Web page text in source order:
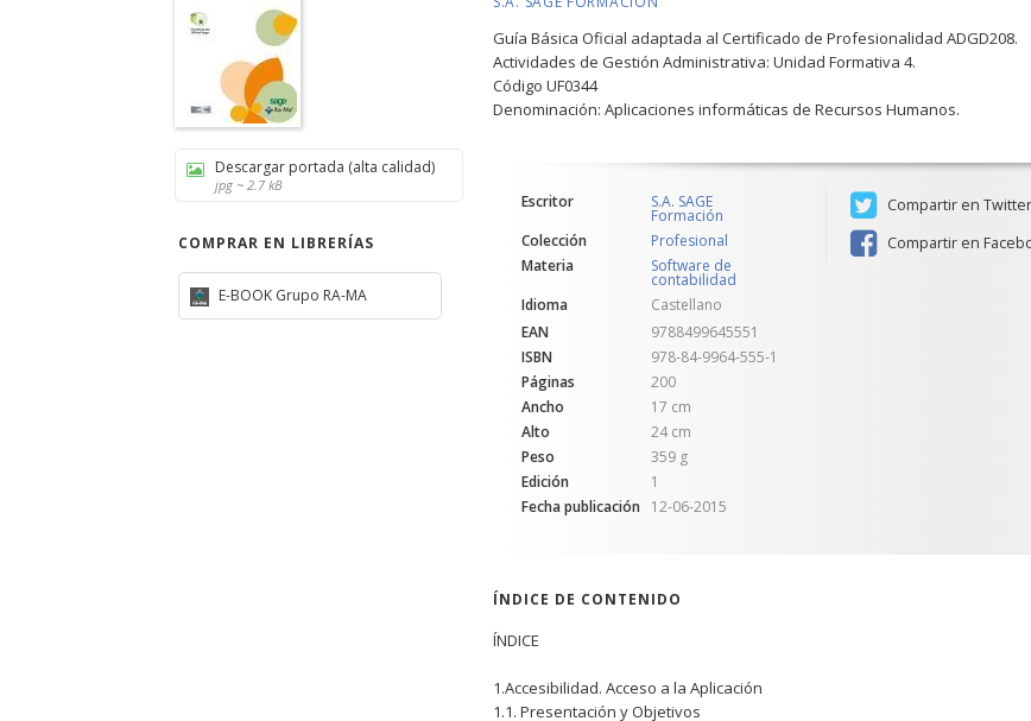
Descargar portada (alta calidad)
jpg ~ 2.7 kB
COMPRAR EN LIBRERÍAS
E-BOOK Grupo RA-MA
Guía Básica Oficial adaptada al Certificado de Profesionalidad ADGD208.
Actividades de Gestión Administrativa: Unidad Formativa 4.
Código UF0344
Denominación: Aplicaciones informáticas de Recursos Humanos.
Escritor S.A. SAGE
Formación
Colección
Profesional
Materia
Software de
contabilidad
Idioma
Castellano
EAN
9788499645551
ISBN
978-84-9964-555-1
Páginas
200
Ancho
17 cm
Alto
24 cm
Peso
359 g
Edición
1
Fecha publicación
12-06-2015
Compartir en Twitter
Compartir en
ÍNDICE DE CONTENIDO
ÍNDICE
1.Accesibilidad. Acceso a la Aplicación
1.1. Presentación y Objetivos